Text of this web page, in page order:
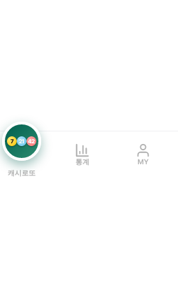
7 21 42
캐시로또
통계 MY